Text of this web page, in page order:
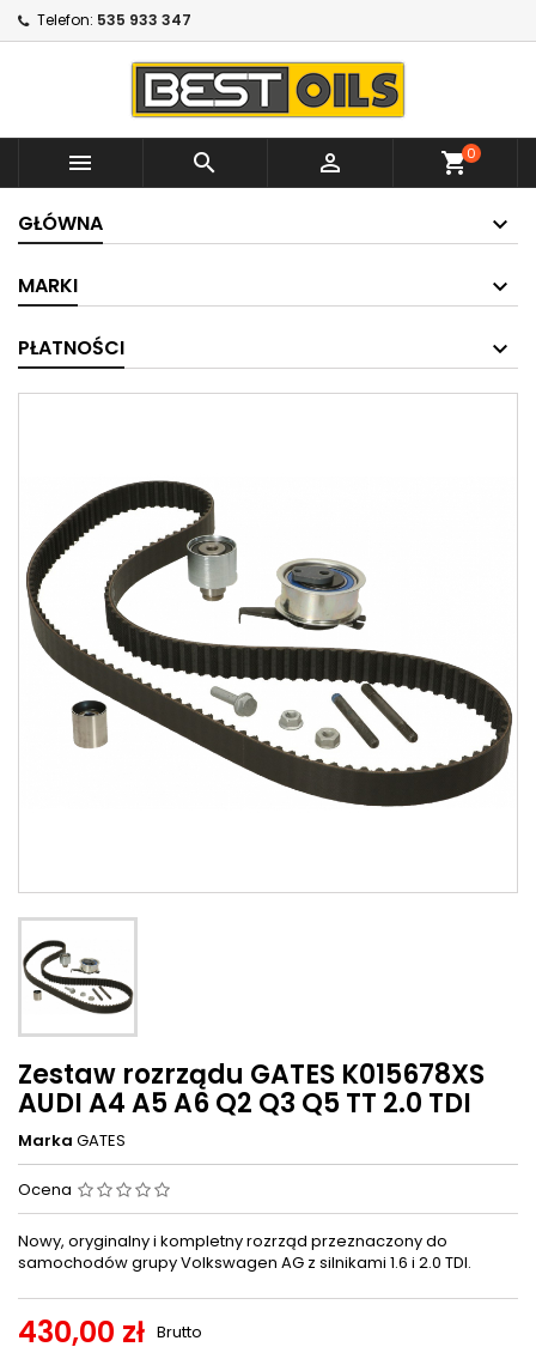
Telefon: 535 933 347
   shopping_cart0
GŁÓWNA
MARKI
PŁATNOŚCI
Zestaw rozrządu GATES K015678XS
AUDI A4 A5 A6 Q2 Q3 Q5 TT 2.0 TDI
Marka GATES
Ocena
Nowy, oryginalny i kompletny rozrząd przeznaczony do
samochodów grupy Volkswagen AG z silnikami 1.6 i 2.0 TDI.
430,00 zł Brutto